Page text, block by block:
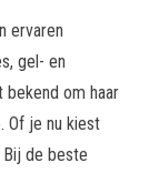
ervaren
gel- en
bekend om haar
Of je nu kiest
de beste